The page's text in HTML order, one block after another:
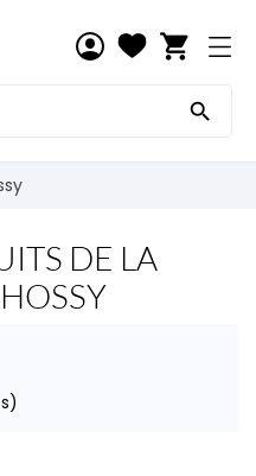
shopping_cart

DE LA